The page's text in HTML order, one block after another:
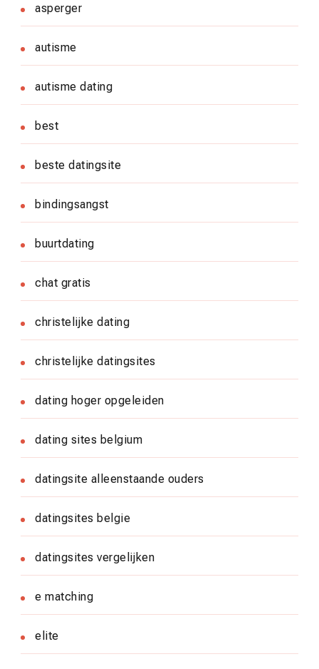
asperger
autisme
autisme dating
best
beste datingsite
bindingsangst
buurtdating
chat gratis
christelijke dating
christelijke datingsites
dating hoger opgeleiden
dating sites belgium
datingsite alleenstaande ouders
datingsites belgie
datingsites vergelijken
e matching
elite